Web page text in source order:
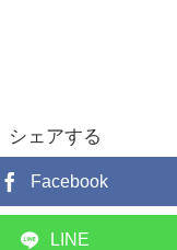
シェアする
Facebook
LINE